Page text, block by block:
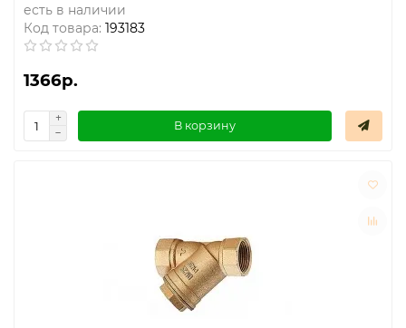
есть в наличии
Код товара: 193183
1366р.
В корзину